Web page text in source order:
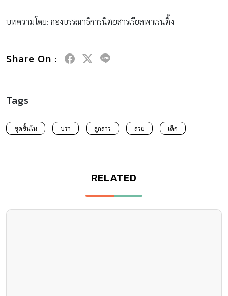
บทความโดย: กองบรรณาธิการนิตยสารเรียลพาเรนติ้ง
Share On :
Tags
ชุดชั้นใน บรา ลูกสาว สวย เด็ก
RELATED